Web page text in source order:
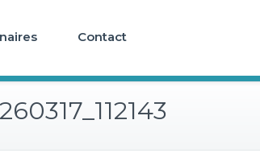
Contact